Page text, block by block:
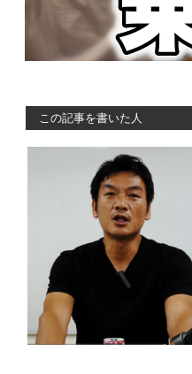
この記事を書いた人